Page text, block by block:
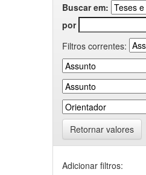
Buscar em:
por
Filtros correntes:
Retornar valores
Adicionar filtros: